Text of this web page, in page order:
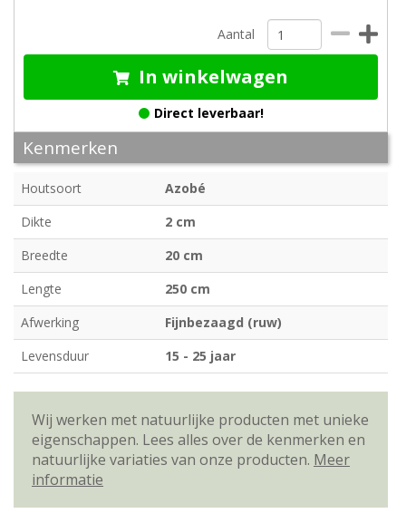
Aantal
In winkelwagen
Direct leverbaar!
Kenmerken
Houtsoort
Azobé
Dikte
2 cm
Breedte
20 cm
Lengte
250 cm
Afwerking
Fijnbezaagd (ruw)
Levensduur
15 - 25 jaar
Wij werken met natuurlijke producten met unieke
eigenschappen. Lees alles over de kenmerken en
natuurlijke variaties van onze producten. Meer
informatie